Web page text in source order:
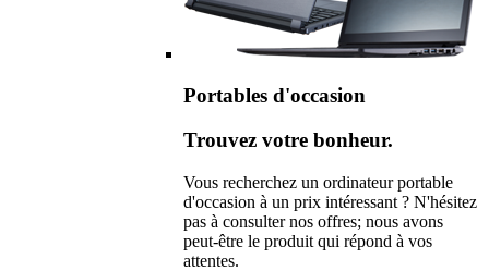
Portables d'occasion
Trouvez votre bonheur.
Vous recherchez un ordinateur portable
d'occasion à un prix intéressant ? N'hésitez
pas à consulter nos offres; nous avons
peut-être le produit qui répond à vos
attentes.